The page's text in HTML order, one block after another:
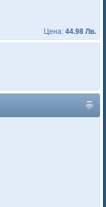
Цена: 44.98 Лв.